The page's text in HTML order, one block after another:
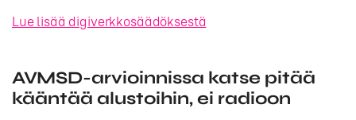
Lue lisää digiverkkosäädöksestä
AVMSD-arvioinnissa katse pitää
kääntää alustoihin, ei radioon